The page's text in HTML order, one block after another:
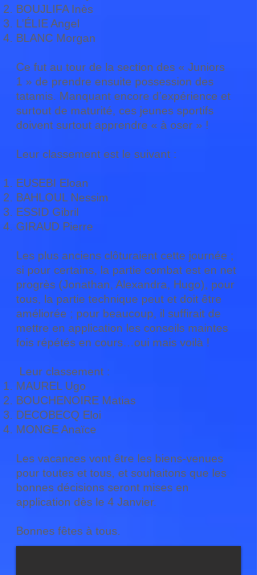
BOUJLIFA Inès
L’ÉLIE Angel
BLANC Morgan
Ce fut au tour de la section des « Juniors
1 » de prendre ensuite possession des
tatamis. Manquant encore d’expérience et
surtout de maturité, ces jeunes sportifs
doivent surtout apprendre « à oser » !
Leur classement est le suivant :
EUSEBI Eloan
BAHLOUL Nessim
ESSID Gibril
GIRAUD Pierre
Les plus anciens clôturaient cette journée ;
si pour certains, la partie combat est en net
progrès (Jonathan, Alexandra, Hugo), pour
tous, la partie technique peut et doit être
améliorée ; pour beaucoup, il suffirait de
mettre en application les conseils maintes
fois répétés en cours…oui mais voilà !
Leur classement :
MAUREL Ugo
BOUCHENOIRE Matias
DECOBECQ Eloi
MONGE Anaïce
Les vacances vont être les biens-venues
pour toutes et tous, et souhaitons que les
bonnes décisions seront mises en
application dès le 4 Janvier.
Bonnes fêtes à tous.